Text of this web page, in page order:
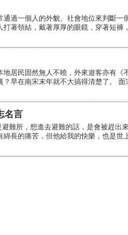
過一個人的外貌、社會地位來判斷一
著領結，戴著厚厚的眼鏡，穿著短褲
居民固然無人不曉，外來遊客亦有《
早在南宋末年就不大搞得清楚了。 面
名言
難所，想進去避難的話，是會被趕出
長的痛苦，但他給我的快樂，也是世